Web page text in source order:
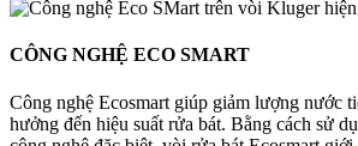
CÔNG NGHỆ ECO SMART
Công nghệ Ecosmart giúp giảm lượng nước
hưởng đến hiệu suất rửa bát. Bằng cách sử